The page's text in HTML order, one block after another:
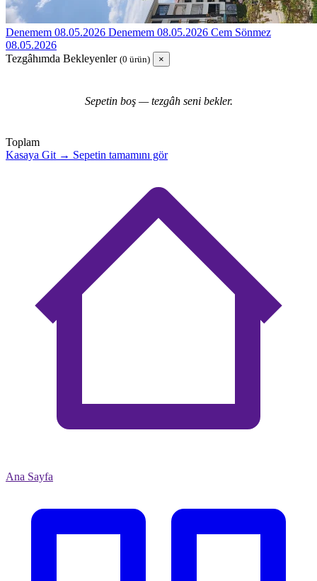
Denemem 08.05.2026 Denemem 08.05.2026 Cem Sönmez
08.05.2026
Tezgâhımda Bekleyenler (0 ürün) ×
Sepetin boş — tezgâh seni bekler.
Toplam
Kasaya Git → Sepetin tamamını gör
Ana Sayfa